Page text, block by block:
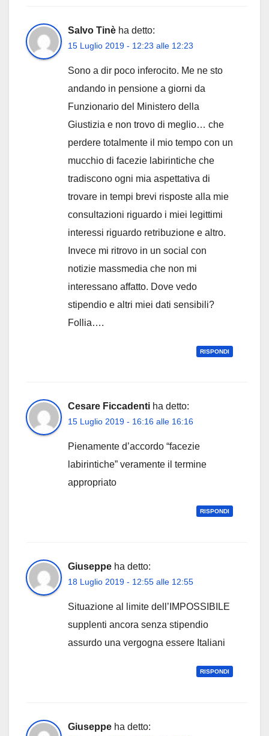
Salvo Tinè ha detto:
15 Luglio 2019 - 12:23 alle 12:23
Sono a dir poco inferocito. Me ne sto
andando in pensione a giorni da
Funzionario del Ministero della
Giustizia e non trovo di meglio… che
perdere totalmente il mio tempo con un
mucchio di facezie labirintiche che
tradiscono ogni mia aspettativa di
trovare in tempi brevi risposte alla mie
consultazioni riguardo i miei legittimi
interessi riguardo retribuzione e altro.
Invece mi ritrovo in un social con
notizie massmedia che non mi
interessano affatto. Dove vedo
stipendio e altri miei dati sensibili?
Follia….
RISPONDI
Cesare Ficcadenti ha detto:
15 Luglio 2019 - 16:16 alle 16:16
Pienamente d’accordo “facezie
labirintiche” veramente il termine
appropriato
RISPONDI
Giuseppe ha detto:
18 Luglio 2019 - 12:55 alle 12:55
Situazione al limite dell’IMPOSSIBILE
supplenti ancora senza stipendio
assurdo una vergogna essere Italiani
RISPONDI
Giuseppe ha detto: